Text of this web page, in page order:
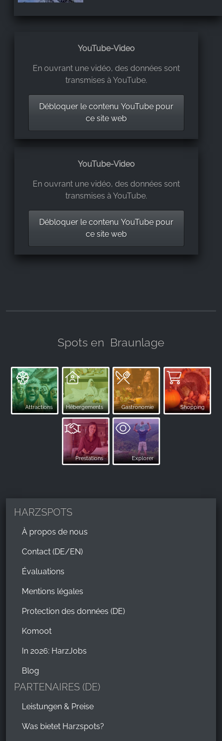
YouTube-Video
En ouvrant une vidéo, des données sont
transmises à YouTube.
Débloquer le contenu YouTube pour
ce site web
YouTube-Video
En ouvrant une vidéo, des données sont
transmises à YouTube.
Débloquer le contenu YouTube pour
ce site web
Spots en Braunlage
Attractions Hébergements Gastronomie Shopping
Prestations Explorer
HARZSPOTS
À propos de nous
Contact (DE/EN)
Évaluations
Mentions légales
Protection des données (DE)
Komoot
In 2026: HarzJobs
Blog
PARTENAIRES (DE)
Leistungen & Preise
Was bietet Harzspots?